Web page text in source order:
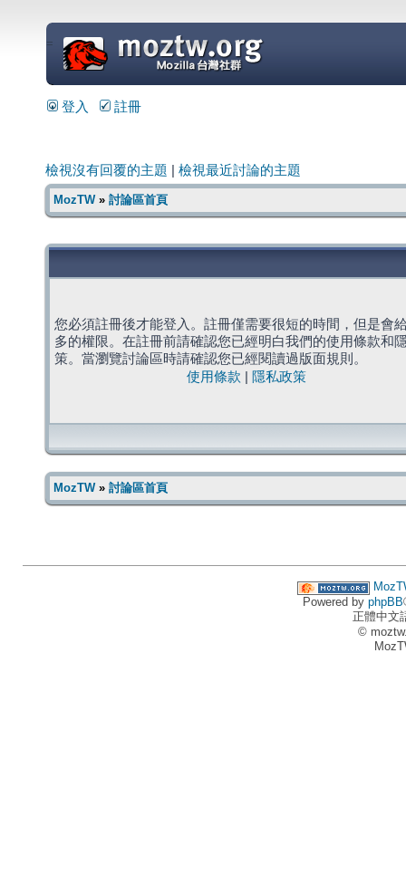
=
登入 註冊
檢視沒有回覆的主題 檢視最近討論的主題
MozTW» 討論區首頁
您必須註冊後才能登入。註冊僅需要很短的時間，但是會
多的權限。在註冊前請確認您已經明白我們的使用條款和
策。當瀏覽討論區時請確認您已經閱讀過版面規則。
使用條款
隱私政策
MozTW» 討論區首頁
Powered by phpBB
正體中文
©